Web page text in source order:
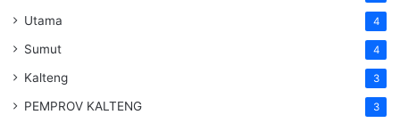
Utama 4
Sumut 4
Kalteng 3
PEMPROV KALTENG 3